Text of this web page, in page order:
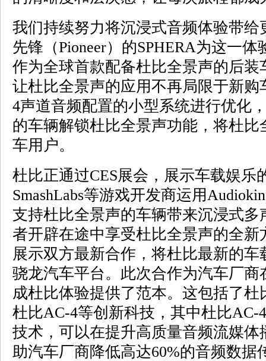
我们持续努力将沉浸式音频体验带
先锋（Pioneer）的SPHERA为这一
作为全球首款配备杜比全景声的后装
让杜比全景声的应用不再局限于新购
4声道音频配置的小型系统进行优化
的车辆解锁杜比全景声功能，将杜
车用户。
杜比正通过CES展会，展示车载娱乐
SmashLabs等游戏开发商运用
支持杜比全景声的车辆带来沉浸式
者开辟在途中享受杜比全景声的全
展示双方最新合作，将杜比最新的
骁龙汽车平台。此次合作为汽车厂
成杜比体验提供了范本。这包括了
杜比AC-4等创新科技，其中杜比AC-
技术，可以在提升高质量音频流媒
助汽车厂商降低高达60%的音频数据